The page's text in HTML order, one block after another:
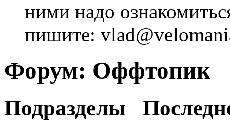
ними надо
пишите:
Форум: Оффтопик
Подразделы